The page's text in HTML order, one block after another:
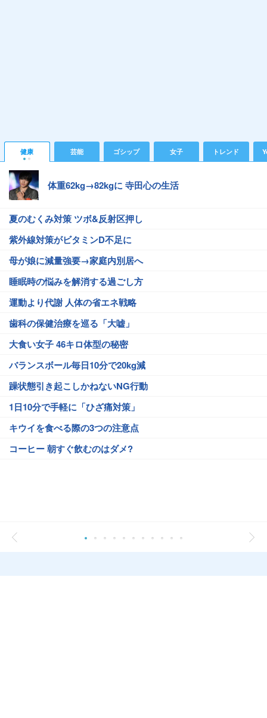
健康 芸能 ゴシップ 女子 トレンド
体重62kg→82kgに 寺田心の生活
夏のむくみ対策 ツボ&反射区押し
紫外線対策がビタミンD不足に
母が娘に減量強要→家庭内別居へ
睡眠時の悩みを解消する過ごし方
運動より代謝 人体の省エネ戦略
歯科の保健治療を巡る「大嘘」
大食い女子 46キロ体型の秘密
バランスボール毎日10分で20kg減
躁状態引き起こしかねないNG行動
1日10分で手軽に「ひざ痛対策」
キウイを食べる際の3つの注意点
コーヒー 朝すぐ飲むのはダメ?